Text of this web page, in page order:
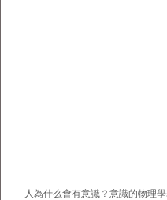
人為什么會有意識？意識的物理